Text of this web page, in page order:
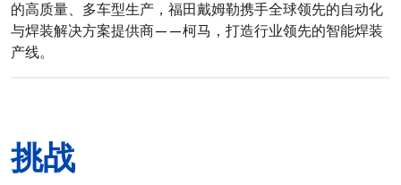
的高质量、多车型生产，福田戴姆勒携手全球领先的自动化
与焊装解决方案提供商——柯马，打造行业领先的智能焊装
产线。
挑战